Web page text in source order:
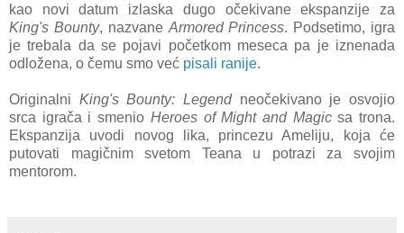
kao novi datum izlaska dugo očekivane ekspanzije za
King's Bounty, nazvane Armored Princess. Podsetimo, igra
je trebala da se pojavi početkom meseca pa je iznenada
odložena, o čemu smo već pisali ranije.
Originalni King's Bounty: Legendneočekivano je osvojio
srca igrača i smenio Heroes of Might and Magicsa trona.
Ekspanzija uvodi novog lika, princezu Ameliju, koja će
putovati magičnim svetom Teana u potrazi za svojim
mentorom.